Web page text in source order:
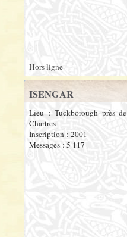
Hors ligne
ISENGAR
Lieu : Tuckborough près de
Chartres
Inscription : 2001
Messages : 5 117